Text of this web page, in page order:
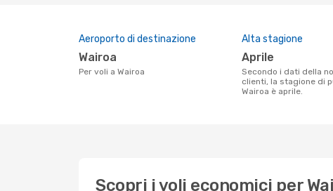
Aeroporto di destinazione
Wairoa
Per voli a Wairoa
Alta stagione
aprile
Secondo i dati della nostra ricerca
clienti, la stagione di
Wairoa è aprile.
Scopri i voli economici per